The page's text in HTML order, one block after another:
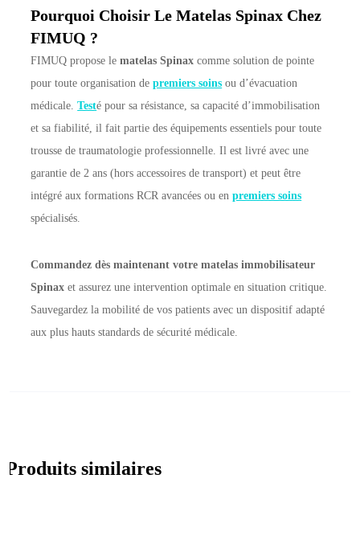
Pourquoi Choisir Le Matelas Spinax Chez
FIMUQ ?
FIMUQ propose lematelas Spinax comme solution de pointe
pour toute organisation depremiers soins ou d’évacuation
médicale.Testé pour sa résistance, sa capacité d’immobilisation
et sa fiabilité, il fait partie des équipements essentiels pour toute
trousse de traumatologie professionnelle. Il est livré avec une
garantie de 2 ans (hors accessoires de transport) et peut être
intégré aux formations RCR avancées ou enpremiers soins
spécialisés.
Commandez dès maintenant votre matelas immobilisateur
Spinax et assurez une intervention optimale en situation critique.
Sauvegardez la mobilité de vos patients avec un dispositif adapté
aux plus hauts standards de sécurité médicale.
Produits similaires